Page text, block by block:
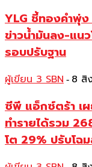
YLG ชี้ทองคำพุ่
ข่าวน้ำมันลง-แน
รอบปรับฐาน
ผู้เขียน 3 SBN - 8 สิ
ซีพี แอ็กซ์ตร้า เ
ทำรายได้รวม
โต 29% ปรับโฉ